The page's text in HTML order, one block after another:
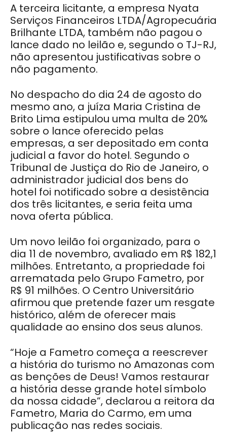
A terceira licitante, a empresa Nyata
Serviços Financeiros LTDA/Agropecuária
Brilhante LTDA, também não pagou o
lance dado no leilão e, segundo o TJ-RJ,
não apresentou justificativas sobre o
não pagamento.
No despacho do dia 24 de agosto do
mesmo ano, a juíza Maria Cristina de
Brito Lima estipulou uma multa de 20%
sobre o lance oferecido pelas
empresas, a ser depositado em conta
judicial a favor do hotel. Segundo o
Tribunal de Justiça do Rio de Janeiro, o
administrador judicial dos bens do
hotel foi notificado sobre a desistência
dos três licitantes, e seria feita uma
nova oferta pública.
Um novo leilão foi organizado, para o
dia 11 de novembro, avaliado em R$ 182,1
milhões. Entretanto, a propriedade foi
arrematada pelo Grupo Fametro, por
R$ 91 milhões. O Centro Universitário
afirmou que pretende fazer um resgate
histórico, além de oferecer mais
qualidade ao ensino dos seus alunos.
“Hoje a Fametro começa a reescrever
a história do turismo no Amazonas com
as benções de Deus! Vamos restaurar
a história desse grande hotel símbolo
da nossa cidade”, declarou a reitora da
Fametro, Maria do Carmo, em uma
publicação nas redes sociais.